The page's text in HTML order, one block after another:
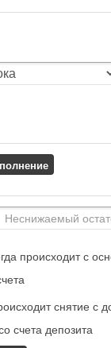
происходит с
снятие с
счета депозита